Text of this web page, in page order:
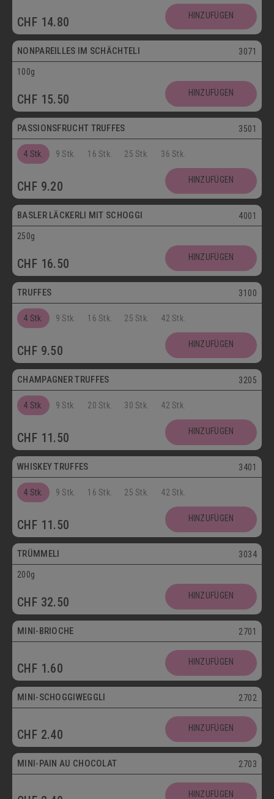
CHF 14.80 HINZUFÜGEN
Postversand
NONPAREILLES IM SCHÄCHTELI 3071
100g
CHF 15.50 HINZUFÜGEN
Postversand
PASSIONSFRUCHT TRUFFES 3501
4 Stk. 9 Stk. 16 Stk. 25 Stk. 36 Stk.
CHF 9.20 HINZUFÜGEN
Vegetarisch
BASLER LÄCKERLI MIT SCHOGGI 4001
250g
CHF 16.50 HINZUFÜGEN
Vegetarisch
TRUFFES 3100
4 Stk. 9 Stk. 16 Stk. 25 Stk. 42 Stk.
CHF 9.50 HINZUFÜGEN
Postversand
CHAMPAGNER TRUFFES 3205
4 Stk. 9 Stk. 20 Stk. 30 Stk. 42 Stk.
CHF 11.50 HINZUFÜGEN
Vegetarisch
WHISKEY TRUFFES 3401
4 Stk. 9 Stk. 16 Stk. 25 Stk. 42 Stk.
CHF 11.50 HINZUFÜGEN
Vegetarisch
TRÜMMELI 3034
200g
CHF 32.50 HINZUFÜGEN
Vegetarisch
MINI-BRIOCHE 2701
CHF 1.60 HINZUFÜGEN
Vegetarisch
MINI-SCHOGGIWEGGLI 2702
CHF 2.40 HINZUFÜGEN
Vegetarisch
MINI-PAIN AU CHOCOLAT 2703
HINZUFÜGEN